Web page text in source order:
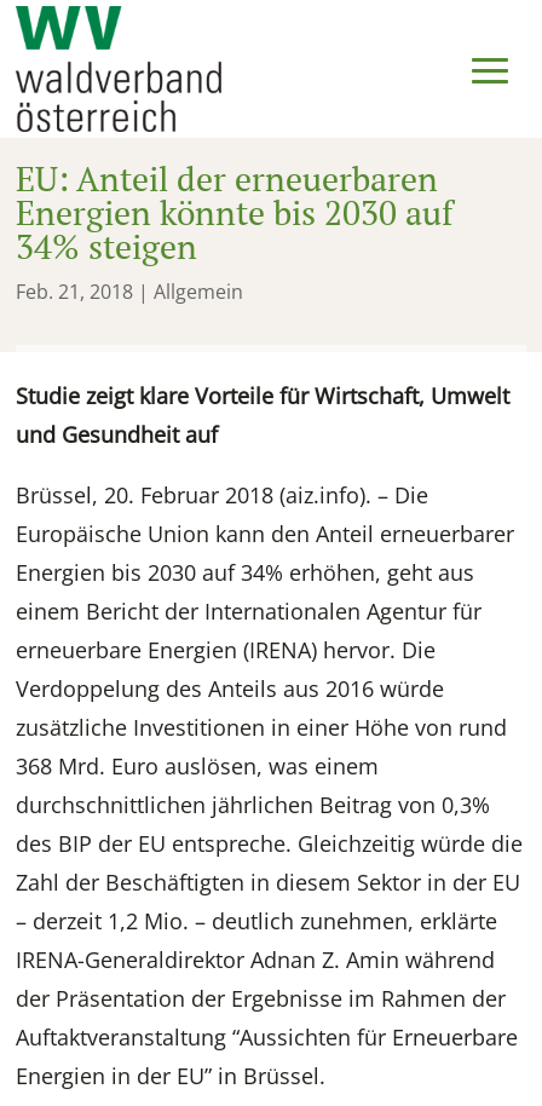
EU: Anteil der erneuerbaren
Energien könnte bis 2030 auf
34% steigen
Feb. 21, 2018 | Allgemein
Studie zeigt klare Vorteile für Wirtschaft, Umwelt
und Gesundheit auf
Brüssel, 20. Februar 2018 (aiz.info). – Die
Europäische Union kann den Anteil erneuerbarer
Energien bis 2030 auf 34% erhöhen, geht aus
einem Bericht der Internationalen Agentur für
erneuerbare Energien (IRENA) hervor. Die
Verdoppelung des Anteils aus 2016 würde
zusätzliche Investitionen in einer Höhe von rund
368 Mrd. Euro auslösen, was einem
durchschnittlichen jährlichen Beitrag von 0,3%
des BIP der EU entspreche. Gleichzeitig würde die
Zahl der Beschäftigten in diesem Sektor in der EU
– derzeit 1,2 Mio. – deutlich zunehmen, erklärte
IRENA-Generaldirektor Adnan Z. Amin während
der Präsentation der Ergebnisse im Rahmen der
Auftaktveranstaltung “Aussichten für Erneuerbare
Energien in der EU” in Brüssel.